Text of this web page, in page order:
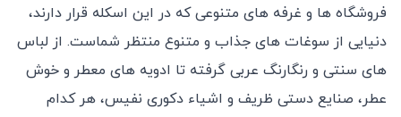
فروشگاه‌ ها و غرفه‌ های متنوعی که در این اسکله قرار دارند،
دنیایی از سوغات ‌های جذاب و متنوع منتظر شماست. از لباس
‌های سنتی و رنگارنگ عربی گرفته تا ادویه‌ های معطر و خوش
عطر، صنایع دستی ظریف و اشیاء دکوری نفیس، هر کدام